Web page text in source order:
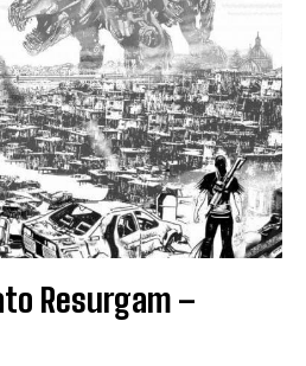
Resurgam –